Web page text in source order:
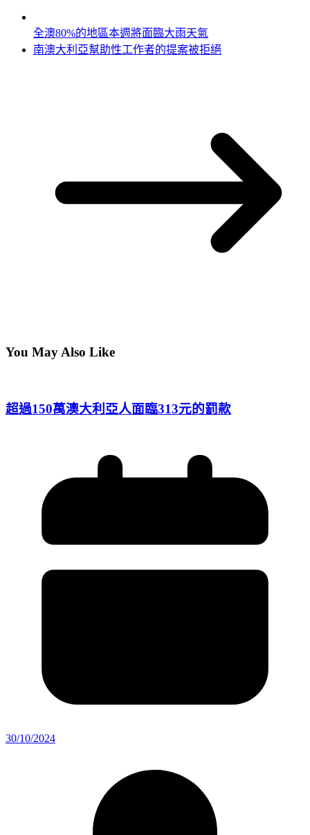
全澳80%的地區本週將面臨大雨天氣
南澳大利亞幫助性工作者的提案被拒絕
You May Also Like
超過150萬澳大利亞人面臨313元的罰款
30/10/2024